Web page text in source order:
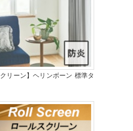
リーン】ヘリンボーン 標準タ